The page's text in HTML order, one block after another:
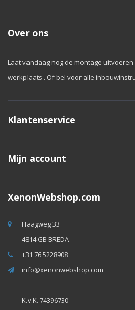
Over ons
Laat vandaag nog de montage
werkplaats . Of bel voor alle
Klantenservice
Mijn account
XenonWebshop.com
Haagweg 33
4814 GB BREDA
+31 76 5228908
info@xenonwebshop.com
K.v.K. 74396730